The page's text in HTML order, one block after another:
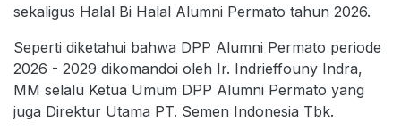
sekaligus Halal Bi Halal Alumni Permato tahun 2026.
Seperti diketahui bahwa DPP Alumni Permato periode
2026 - 2029 dikomandoi oleh Ir. Indrieffouny Indra,
MM selalu Ketua Umum DPP Alumni Permato yang
juga Direktur Utama PT. Semen Indonesia Tbk.